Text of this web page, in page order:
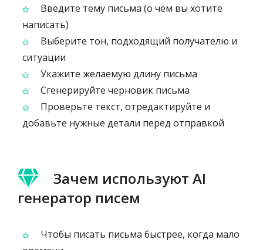
Введите тему письма (о чём вы хотите
написать)
Выберите тон, подходящий получателю и
ситуации
Укажите желаемую длину письма
Сгенерируйте черновик письма
Проверьте текст, отредактируйте и
добавьте нужные детали перед отправкой
Зачем используют AI
генератор писем
Чтобы писать письма быстрее, когда мало